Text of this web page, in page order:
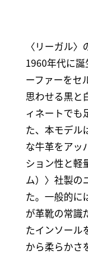
〈リーガル〉
1960年代に
ーファーをセ
思わせる黒と
ィネートでも
た、本モデル
な牛革をアッ
ション性と軽
ム）〉社製の
た。一般的に
が革靴の常識
たインソール
から柔らかさ